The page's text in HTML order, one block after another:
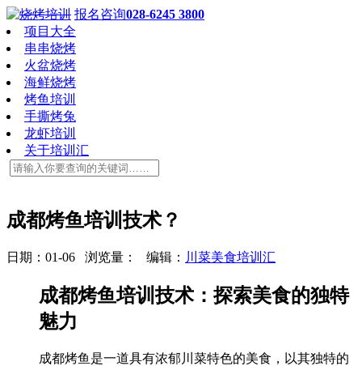
报名咨询028-6245 3800
项目大全
串串烧烤
火盆烧烤
海鲜烧烤
烤鱼培训
手撕烤兔
龙虾培训
关于培训汇
成都烤鱼培训技术？
日期：01-06 浏览量： 编辑： 川菜美食培训汇
成都烤鱼培训技术：探索美食的独特
魅力
成都烤鱼是一道具有浓郁川菜特色的美食，以其独特的